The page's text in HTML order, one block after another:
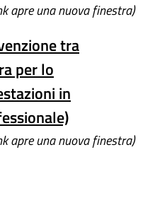
apre una nuova finestra)
tra
per lo
in
apre una nuova finestra)